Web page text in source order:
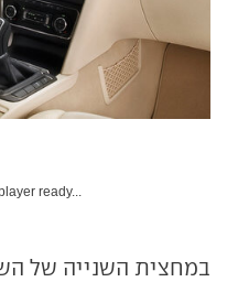
ready...
במחצית השנייה של